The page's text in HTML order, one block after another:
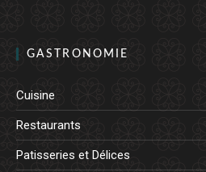
GASTRONOMIE
Cuisine
Restaurants
Patisseries et Délices